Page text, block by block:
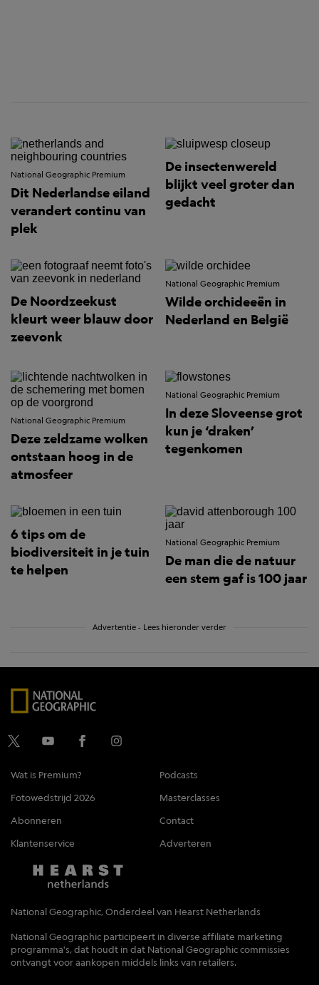
National Geographic Premium
Dit Nederlandse eiland
verandert continu van
plek
De insectenwereld
blijkt veel groter dan
gedacht
De Noordzeekust
kleurt weer blauw door
zeevonk
National Geographic Premium
Wilde orchideeën in
Nederland en België
National Geographic Premium
Deze zeldzame wolken
ontstaan hoog in de
atmosfeer
National Geographic Premium
In deze Sloveense grot
kun je ‘draken’
tegenkomen
6 tips om de
biodiversiteit in je tuin
te helpen
National Geographic Premium
De man die de natuur
een stem gaf is 100 jaar
Advertentie - Lees hieronder verder
Wat is Premium?
Podcasts
Fotowedstrijd 2026
Masterclasses
Abonneren
Contact
Klantenservice
Adverteren
National Geographic, Onderdeel van Hearst Netherlands
National Geographic participeert in diverse affiliate marketing
programma's, dat houdt in dat National Geographic commissies
ontvangt voor aankopen middels links van retailers.